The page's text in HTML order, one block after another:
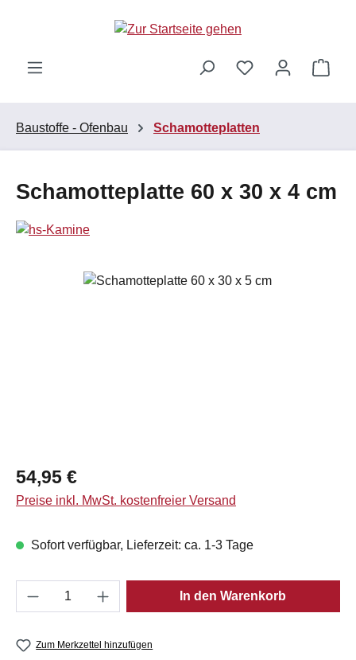
Zum Hauptinhalt springen
Baustoffe - Ofenbau Schamotteplatten
Schamotteplatte 60 x 30 x 4 cm
Bildergalerie überspringen
Regulärer Preis:
54,95 €
Preise inkl. MwSt. kostenfreier Versand
Sofort verfügbar, Lieferzeit: ca. 1-3 Tage
Produkt Anzahl: Gib den gewünschten
In den Warenkorb
Zum Merkzettel hinzufügen